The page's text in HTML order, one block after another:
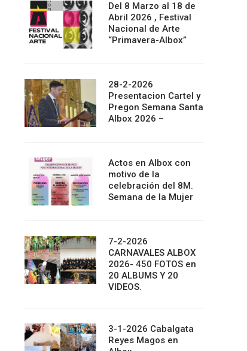
Del 8 Marzo al 18 de
Abril 2026 , Festival
Nacional de Arte
“Primavera-Albox”
28-2-2026
Presentacion Cartel y
Pregon Semana Santa
Albox 2026 –
Actos en Albox con
motivo de la
celebración del 8M.
Semana de la Mujer
7-2-2026
CARNAVALES ALBOX
2026- 450 FOTOS en
20 ALBUMS Y 20
VIDEOS.
3-1-2026 Cabalgata
Reyes Magos en